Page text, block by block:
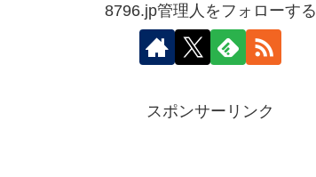
8796.jp管理人をフォローする
スポンサーリンク